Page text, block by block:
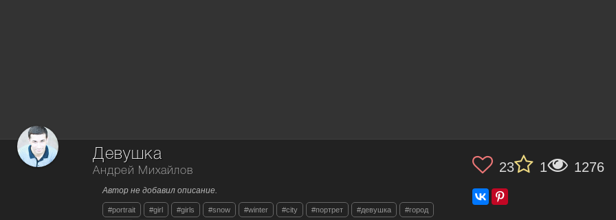
Девушка
Андрей Михайлов
Автор не добавил описание.
#portrait #girl #girls #snow #winter #city #портрет #девушка #город
23 1 1276